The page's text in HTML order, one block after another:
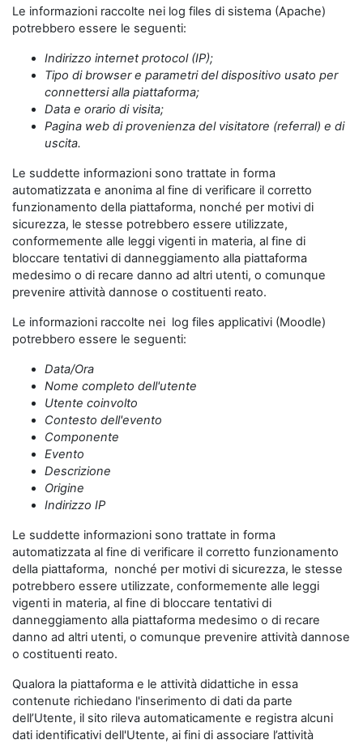
Le informazioni raccolte nei log files di sistema (Apache)
potrebbero essere le seguenti:
Indirizzo internet protocol (IP);
Tipo di browser e parametri del dispositivo usato per
connettersi alla piattaforma;
Data e orario di visita;
Pagina web di provenienza del visitatore (referral) e di
uscita.
Le suddette informazioni sono trattate in forma
automatizzata e anonima al fine di verificare il corretto
funzionamento della piattaforma, nonché per motivi di
sicurezza, le stesse potrebbero essere utilizzate,
conformemente alle leggi vigenti in materia, al fine di
bloccare tentativi di danneggiamento alla piattaforma
medesimo o di recare danno ad altri utenti, o comunque
prevenire attività dannose o costituenti reato.
Le informazioni raccolte nei log files applicativi (Moodle)
potrebbero essere le seguenti:
Data/Ora
Nome completo dell'utente
Utente coinvolto
Contesto dell'evento
Componente
Evento
Descrizione
Origine
Indirizzo IP
Le suddette informazioni sono trattate in forma
automatizzata al fine di verificare il corretto funzionamento
della piattaforma, nonché per motivi di sicurezza, le stesse
potrebbero essere utilizzate, conformemente alle leggi
vigenti in materia, al fine di bloccare tentativi di
danneggiamento alla piattaforma medesimo o di recare
danno ad altri utenti, o comunque prevenire attività dannose
o costituenti reato.
Qualora la piattaforma e le attività didattiche in essa
contenute richiedano l'inserimento di dati da parte
dell’Utente, il sito rileva automaticamente e registra alcuni
dati identificativi dell'Utente, ai fini di associare l’attività